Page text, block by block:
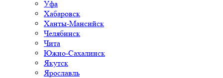
Уфа
Хабаровск
Ханты-Мансийск
Челябинск
Чита
Южно-Cахалинск
Якутск
Ярославль